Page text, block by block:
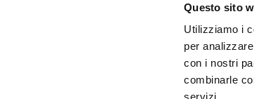
Questo sito
Utilizziamo i
per
con i nostri
combinarle